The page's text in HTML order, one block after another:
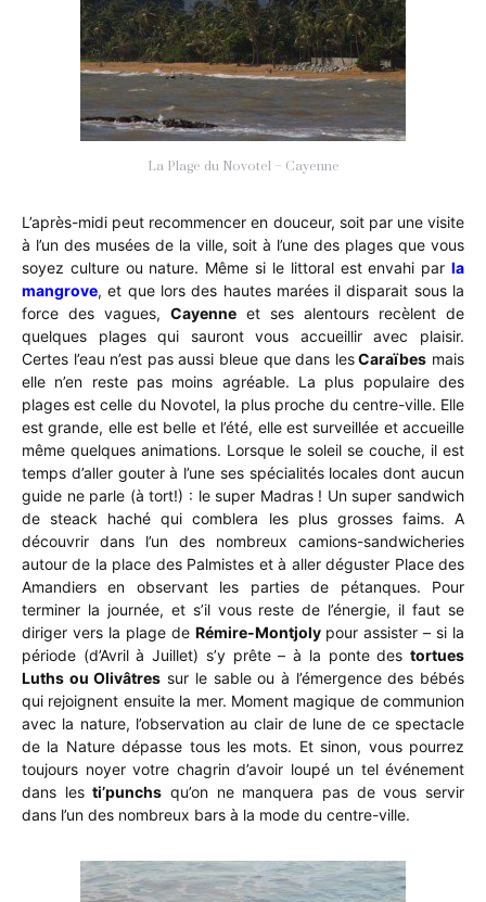
La Plage du Novotel – Cayenne
L’après-midi peut recommencer en douceur, soit par une visite
à l’un des musées de la ville, soit à l’une des plages que vous
soyez culture ou nature. Même si le littoral est envahi par la
mangrove, et que lors des hautes marées il disparait sous la
force des vagues, Cayenne et ses alentours recèlent de
quelques plages qui sauront vous accueillir avec plaisir.
Certes l’eau n’est pas aussi bleue que dans lesCaraïbes mais
elle n’en reste pas moins agréable. La plus populaire des
plages est celle du Novotel, la plus proche du centre-ville. Elle
est grande, elle est belle et l’été, elle est surveillée et accueille
même quelques animations. Lorsque le soleil se couche, il est
temps d’aller gouter à l’une ses spécialités locales dont aucun
guide ne parle (à tort!) : le super Madras ! Un super sandwich
de steack haché qui comblera les plus grosses faims. A
découvrir dans l’un des nombreux camions-sandwicheries
autour de la place des Palmistes et à aller déguster Place des
Amandiers en observant les parties de pétanques. Pour
terminer la journée, et s’il vous reste de l’énergie, il faut se
diriger vers la plage de Rémire-Montjolypour assister – si la
période (d’Avril à Juillet) s’y prête – à la ponte des tortues
Luths ou Olivâtres sur le sable ou à l’émergence des bébés
qui rejoignent ensuite la mer. Moment magique de communion
avec la nature, l’observation au clair de lune de ce spectacle
de la Nature dépasse tous les mots. Et sinon, vous pourrez
toujours noyer votre chagrin d’avoir loupé un tel événement
dans lesti’punchs qu’on ne manquera pas de vous servir
dans l’un des nombreux bars à la mode du centre-ville.